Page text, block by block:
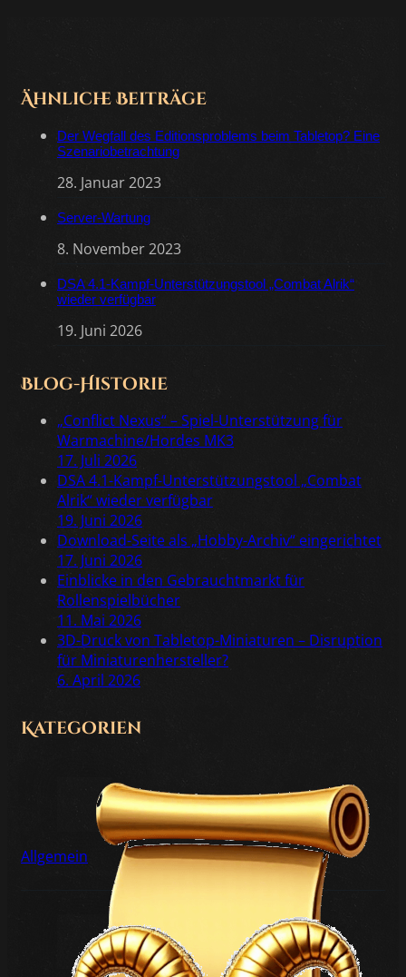
Ähnliche Beiträge
Der Wegfall des Editionsproblems beim Tabletop? Eine
Szenariobetrachtung
28. Januar 2023
Server-Wartung
8. November 2023
DSA 4.1-Kampf-Unterstützungstool „Combat Alrik“
wieder verfügbar
19. Juni 2026
Blog-Historie
„Conflict Nexus“ – Spiel-Unterstützung für
Warmachine/Hordes MK3
17. Juli 2026
DSA 4.1-Kampf-Unterstützungstool „Combat
Alrik“ wieder verfügbar
19. Juni 2026
Download-Seite als „Hobby-Archiv“ eingerichtet
17. Juni 2026
Einblicke in den Gebrauchtmarkt für
Rollenspielbücher
11. Mai 2026
3D-Druck von Tabletop-Miniaturen – Disruption
für Miniaturenhersteller?
6. April 2026
Kategorien
Allgemein